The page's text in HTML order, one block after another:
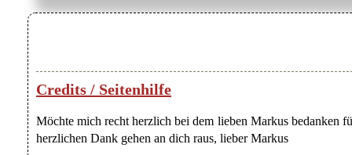
Credits / Seitenhilfe
Möchte mich recht herzlich bei dem lieben Markus bedanken
herzlichen Dank gehen an dich raus, lieber Markus